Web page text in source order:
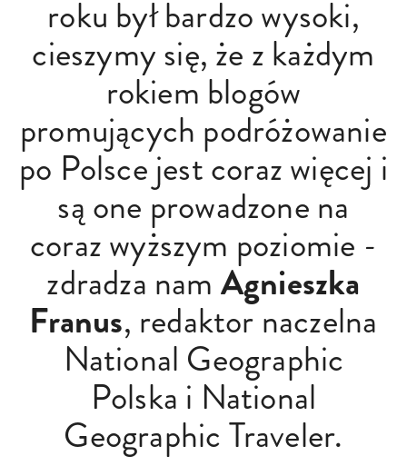
roku był bardzo wysoki,
cieszymy się, że z każdym
rokiem blogów
promujących podróżowanie
po Polsce jest coraz więcej i
są one prowadzone na
coraz wyższym poziomie -
zdradza nam Agnieszka
Franus, redaktor naczelna
National Geographic
Polska i National
Geographic Traveler.